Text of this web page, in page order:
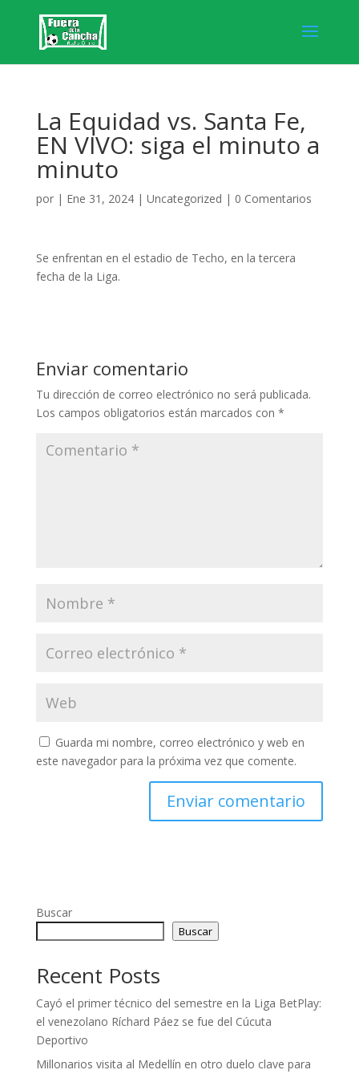
La Equidad vs. Santa Fe,
EN VIVO: siga el minuto a
minuto
por | Ene 31, 2024| Uncategorized | 0 Comentarios
Se enfrentan en el estadio de Techo, en la tercera
fecha de la Liga.
Enviar comentario
Tu dirección de correo electrónico no será publicada.
Los campos obligatorios están marcados con *
Guarda mi nombre, correo electrónico y web en
este navegador para la próxima vez que comente.
Buscar
Buscar
Recent Posts
Cayó el primer técnico del semestre en la Liga BetPlay:
el venezolano Ríchard Páez se fue del Cúcuta
Deportivo
Millonarios visita al Medellín en otro duelo clave para